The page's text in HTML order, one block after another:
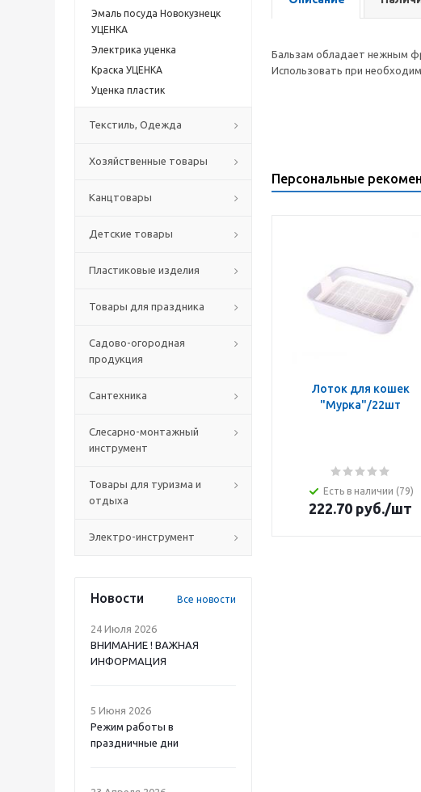
Эмаль посуда Новокузнецк
УЦЕНКА
Электрика уценка
Краска УЦЕНКА
Уценка пластик
Текстиль, Одежда
Хозяйственные товары
Канцтовары
Детские товары
Пластиковые изделия
Товары для праздника
Садово-огородная
продукция
Сантехника
Слесарно-монтажный
инструмент
Товары для туризма и
отдыха
Электро-инструмент
Новости Все новости
24 Июля 2026
ВНИМАНИЕ ! ВАЖНАЯ
ИНФОРМАЦИЯ
5 Июня 2026
Режим работы в
праздничные дни
Бальзам обладает нежным
Использовать при
Персональные
Лоток для кошек
"Мурка"/22шт
Есть в наличии (79)
222.70 руб./шт